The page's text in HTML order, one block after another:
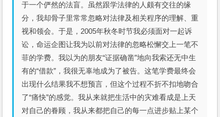
于一个俨然的法盲。虽然跟学法律的人颇有交往的缘
分，我却骨子里常常忽略对法律及相关程序的理解、重
视和领会。于是，2005年秋冬时节我必须面对一起诉
讼，命运企图让我为以前对法律的忽略松懈交上一笔不
菲的学费。我以为的朋友“证据确凿”地向我索还无中生
有的“借款”，我很无辜地成为了被告。这笔学费最终会
出现什么结果我不想预言，但这个过程不折不扣地吻合
了“痛快”的感觉。我从来就把生活中的灾难看成是上天
对自己的眷顾，我从来都把自己的每一点进步贴上某个